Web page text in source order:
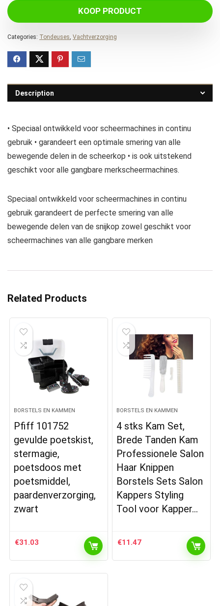
KOOP PRODUCT
Categories: Tondeuses, Vachtverzorging
Description
• Speciaal ontwikkeld voor scheermachines in continu
gebruik • garandeert een optimale smering van alle
bewegende delen in de scheerkop • is ook uitstekend
geschikt voor alle gangbare merkscheermachines.
Speciaal ontwikkeld voor scheermachines in continu
gebruik garandeert de perfecte smering van alle
bewegende delen van de snijkop zowel geschikt voor
scheermachines van alle gangbare merken
Related Products
BORSTELS EN KAMMEN
Pfiff 101752
gevulde poetskist,
stermagie,
poetsdoos met
poetsmiddel,
paardenverzorging,
zwart
€31.03
BORSTELS EN KAMMEN
4 stks Kam Set,
Brede Tanden Kam
Professionele Salon
Haar Knippen
Borstels Sets Salon
Kappers Styling
Tool voor Kapper…
€11.47